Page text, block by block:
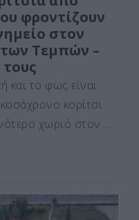
φροντίζουν
στον
Τεμπών –
και το φως είναι
κορίτσι
χωριό στον …